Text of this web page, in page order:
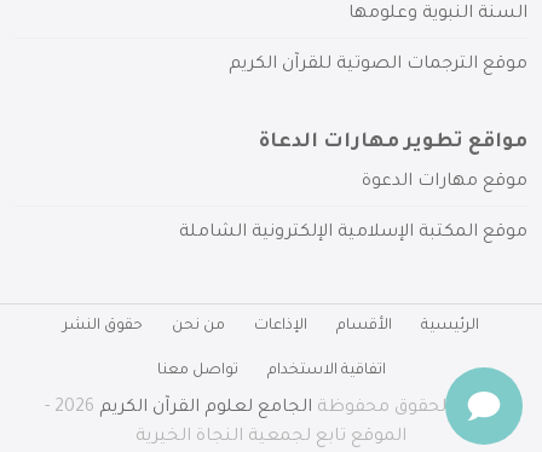
السنة النبوية وعلومها
موقع الترجمات الصوتية للقرآن الكريم
مواقع تطوير مهارات الدعاة
موقع مهارات الدعوة
موقع المكتبة الإسلامية الإلكترونية الشاملة
الرئيسية الأقسام الإذاعات من نحن حقوق النشر
اتفاقية الاستخدام تواصل معنا
جميع الحقوق محفوظة الجامع لعلوم القرآن الكريم
2026 -
الموقع تابع لجمعية النجاة الخيرية